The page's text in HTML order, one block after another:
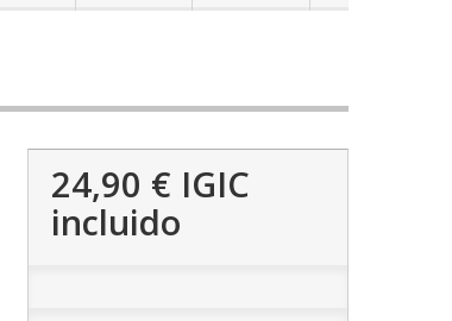
24,90 € IGIC
incluido